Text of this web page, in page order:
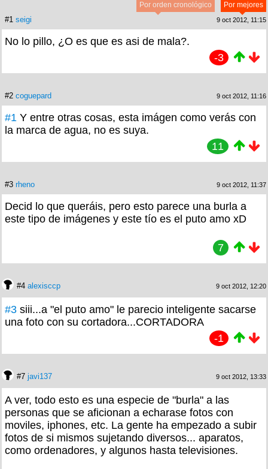
Por mejores
Por orden cronológico
#1 seigi 9 oct 2012, 11:15
No lo pillo, ¿O es que es asi de mala?.
-3
#2 coguepard 9 oct 2012, 11:16
#1 Y entre otras cosas, esta imágen como verás con
la marca de agua, no es suya.
11
#3 rheno 9 oct 2012, 11:37
Decid lo que queráis, pero esto parece una burla a
este tipo de imágenes y este tío es el puto amo xD
7
#4 alexisccp 9 oct 2012, 12:20
#3 siii...a "el puto amo" le parecio inteligente sacarse
una foto con su cortadora...CORTADORA
-1
#7 javi137 9 oct 2012, 13:33
A ver, todo esto es una especie de "burla" a las
personas que se aficionan a echarase fotos con
moviles, iphones, etc. La gente ha empezado a subir
fotos de si mismos sujetando diversos... aparatos,
como ordenadores, y algunos hasta televisiones.